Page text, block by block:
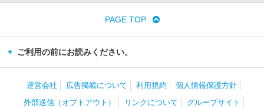
PAGE TOP
ご利用の前にお読みください。
運営会社 広告掲載について 利用規約
個人情報保護方針
外部送信（オプトアウト）
リンクについて
グループサイト